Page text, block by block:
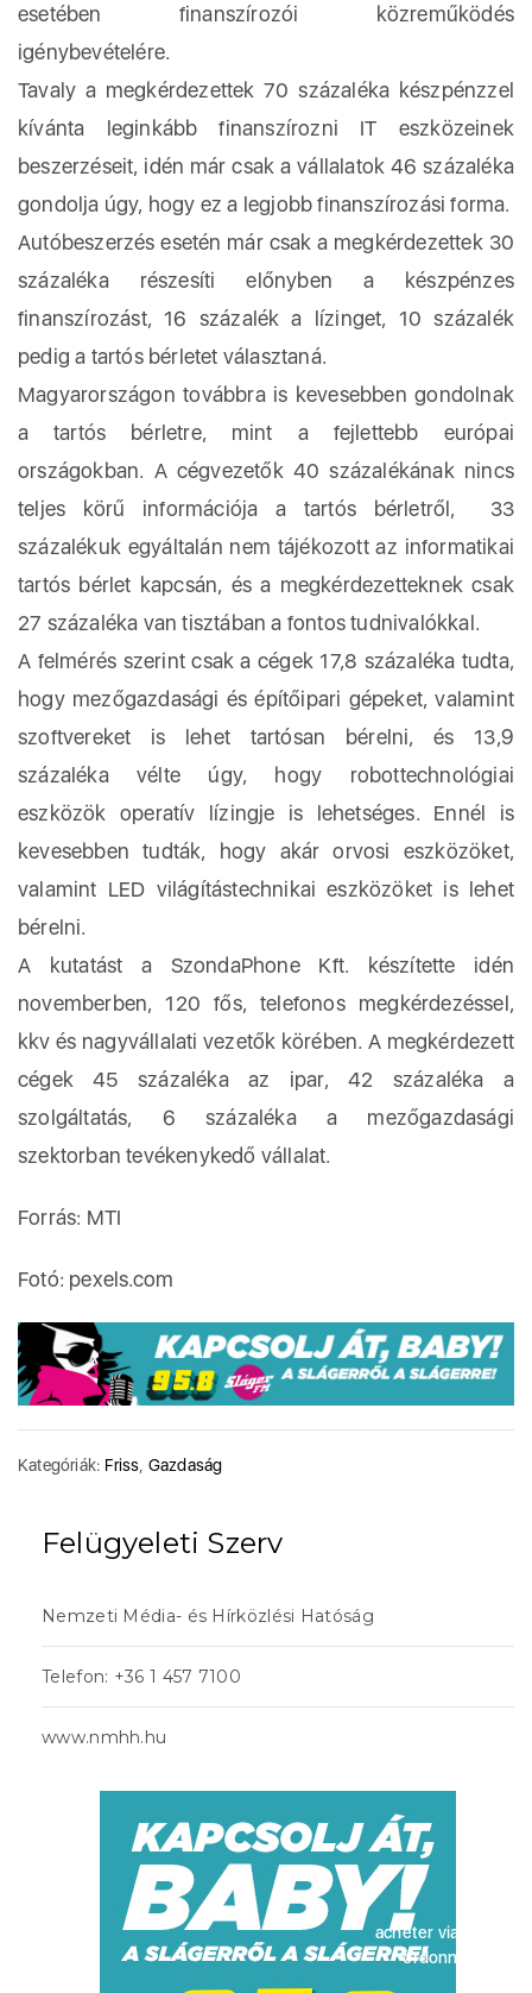
esetében finanszírozói közreműködés
igénybevételére.
Tavaly a megkérdezettek 70 százaléka készpénzzel
kívánta leginkább finanszírozni IT eszközeinek
beszerzéseit, idén már csak a vállalatok 46 százaléka
gondolja úgy, hogy ez a legjobb finanszírozási forma.
Autóbeszerzés esetén már csak a megkérdezettek 30
százaléka részesíti előnyben a készpénzes
finanszírozást, 16 százalék a lízinget, 10 százalék
pedig a tartós bérletet választaná.
Magyarországon továbbra is kevesebben gondolnak
a tartós bérletre, mint a fejlettebb európai
országokban. A cégvezetők 40 százalékának nincs
teljes körű információja a tartós bérletről, 33
százalékuk egyáltalán nem tájékozott az informatikai
tartós bérlet kapcsán, és a megkérdezetteknek csak
27 százaléka van tisztában a fontos tudnivalókkal.
A felmérés szerint csak a cégek 17,8 százaléka tudta,
hogy mezőgazdasági és építőipari gépeket, valamint
szoftvereket is lehet tartósan bérelni, és 13,9
százaléka vélte úgy, hogy robottechnológiai
eszközök operatív lízingje is lehetséges. Ennél is
kevesebben tudták, hogy akár orvosi eszközöket,
valamint LED világítástechnikai eszközöket is lehet
bérelni.
A kutatást a SzondaPhone Kft. készítette idén
novemberben, 120 fős, telefonos megkérdezéssel,
kkv és nagyvállalati vezetők körében. A megkérdezett
cégek 45 százaléka az ipar, 42 százaléka a
szolgáltatás, 6 százaléka a mezőgazdasági
szektorban tevékenykedő vállalat.
Forrás: MTI
Fotó: pexels.com
Kategóriák: Friss Gazdaság
Felügyeleti Szerv
Nemzeti Média- és Hírközlési Hatóság
Telefon: +36 1 457 7100
www.nmhh.hu
acheter viagra sans
ordonnance